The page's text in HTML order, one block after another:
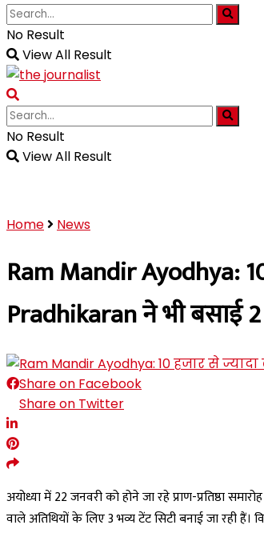
No Result
View All Result
No Result
View All Result
Home News
Ram Mandir Ayodhya:
Pradhikaran ने भी बसाई
Share on Facebook
Share on Twitter
अयोध्या में 22 जनवरी को होने जा रहे प्राण-प्रतिष्ठा
वाले अतिथियों के लिए 3 भव्य टेंट सिटी बनाई जा रही हैं।